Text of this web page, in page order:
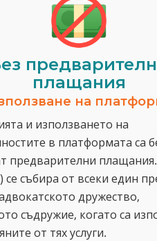
плащания
на
и използването на
в платформата са
предварителни
се събира от всеки един
дружество,
съдружие, когато са
от тях услуги.